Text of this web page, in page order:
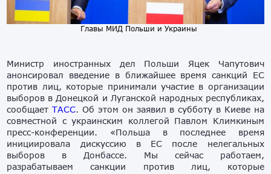
Главы МИД Польши и Украины
Министр иностранных дел Польши Яцек Чапутович
анонсировал введение в ближайшее время санкций ЕС
против лиц, которые принимали участие в организации
выборов в Донецкой и Луганской народных республиках,
сообщаетТАСС. Об этом он заявил в субботу в Киеве на
совместной с украинским коллегой Павлом Климкиным
пресс-конференции. «Польша в последнее время
инициировала дискуссию в ЕС после нелегальных
выборов в Донбассе. Мы сейчас работаем,
разрабатываем санкции против лиц, которые